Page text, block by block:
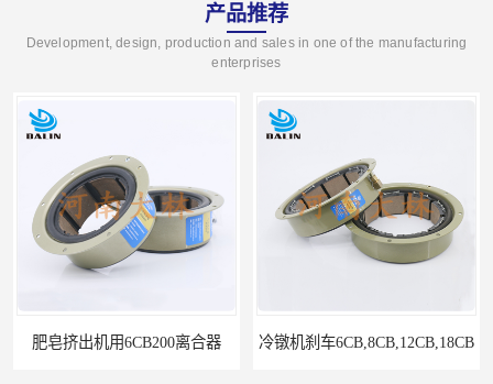
产品推荐
Development, design, production and sales in one of the manufacturing
enterprises
冷镦机刹车6CB,8CB,12CB,18CB